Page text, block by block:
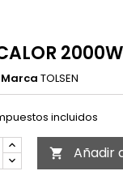
2000W
Marca TOLSEN
incluidos
 Añadir